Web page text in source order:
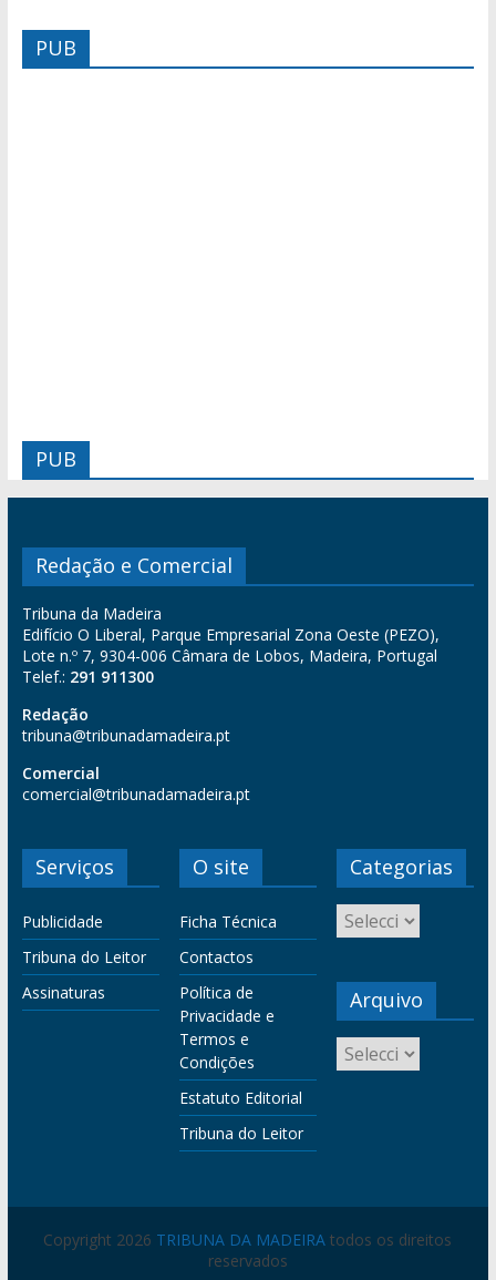
PUB
PUB
Redação e Comercial
Tribuna da Madeira
Edifício O Liberal, Parque Empresarial Zona Oeste (PEZO),
Lote n.º 7, 9304-006 Câmara de Lobos, Madeira, Portugal
Telef.: 291 911300
Redação
tribuna@tribunadamadeira.pt
Comercial
comercial@tribunadamadeira.pt
Serviços
Publicidade
Tribuna do Leitor
Assinaturas
O site
Ficha Técnica
Contactos
Política de
Privacidade e
Termos e
Condições
Estatuto Editorial
Tribuna do Leitor
Categorias
Arquivo
Copyright 2026 TRIBUNA DA MADEIRA todos os direitos
reservados